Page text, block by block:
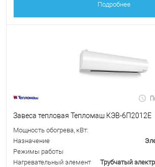
Подробнее
Завеса тепловая Тепломаш КЭВ-6П2012Е
Мощность обогрева, кВт:
Назначение
Режимы работы
Нагревательный элемент
Трубчатый